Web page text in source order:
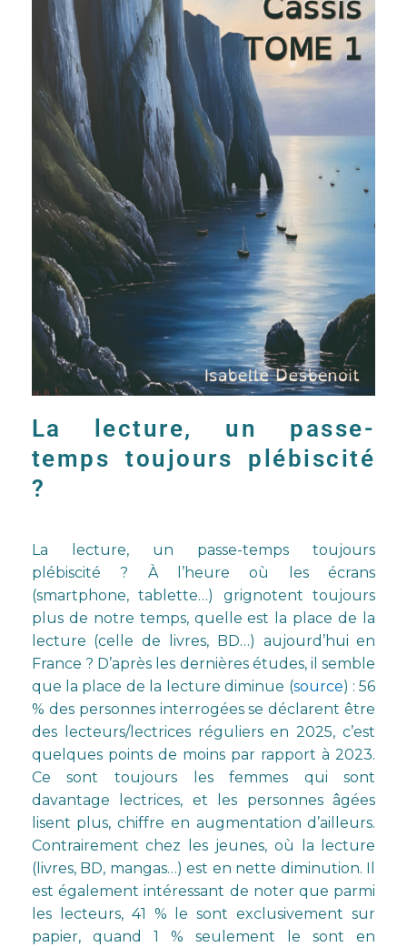
La lecture, un passe-
temps toujours plébiscité
?
La lecture, un passe-temps toujours
plébiscité ? À l’heure où les écrans
(smartphone, tablette…) grignotent toujours
plus de notre temps, quelle est la place de la
lecture (celle de livres, BD…) aujourd’hui en
France ? D’après les dernières études, il semble
que la place de la lecture diminue (source) : 56
% des personnes interrogées se déclarent être
des lecteurs/lectrices réguliers en 2025, c’est
quelques points de moins par rapport à 2023.
Ce sont toujours les femmes qui sont
davantage lectrices, et les personnes âgées
lisent plus, chiffre en augmentation d’ailleurs.
Contrairement chez les jeunes, où la lecture
(livres, BD, mangas…) est en nette diminution. Il
est également intéressant de noter que parmi
les lecteurs, 41 % le sont exclusivement sur
papier, quand 1 % seulement le sont en